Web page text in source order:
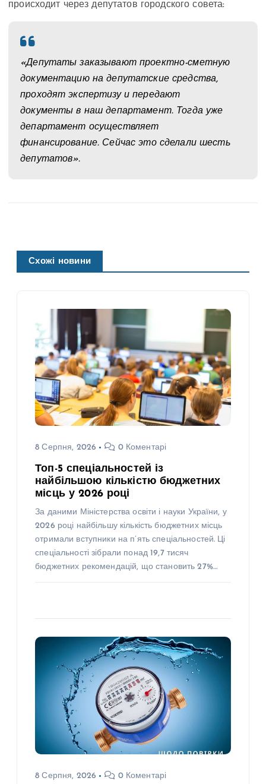
происходит через депутатов городского совета:
«Депутаты заказывают проектно-сметную
документацию на депутатские средства,
проходят экспертизу и передают
документы в наш департамент. Тогда уже
департамент осуществляет
финансирование. Сейчас это сделали шесть
депутатов».
Схожі новини
8 Серпня, 2026 0 Коментарі
Топ-5 спеціальностей із
найбільшою кількістю бюджетних
місць у 2026 році
За даними Міністерства освіти і науки України, у
2026 році найбільшу кількість бюджетних місць
отримали вступники на п’ять спеціальностей. Ці
спеціальності зібрали понад 19,7 тисяч
бюджетних рекомендацій, що становить 27%…
8 Серпня, 2026 0 Коментарі